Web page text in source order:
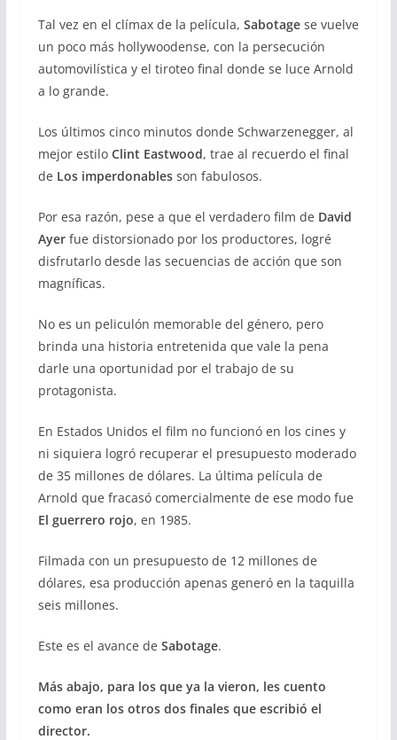
Tal vez en el clímax de la película, Sabotagese vuelve
un poco más hollywoodense, con la persecución
automovilística y el tiroteo final donde se luce Arnold
a lo grande.
Los últimos cinco minutos donde Schwarzenegger, al
mejor estilo Clint Eastwood, trae al recuerdo el final
de Los imperdonablesson fabulosos.
Por esa razón, pese a que el verdadero film de David
Ayerfue distorsionado por los productores, logré
disfrutarlo desde las secuencias de acción que son
magníficas.
No es un peliculón memorable del género, pero
brinda una historia entretenida que vale la pena
darle una oportunidad por el trabajo de su
protagonista.
En Estados Unidos el film no funcionó en los cines y
ni siquiera logró recuperar el presupuesto moderado
de 35 millones de dólares. La última película de
Arnold que fracasó comercialmente de ese modo fue
El guerrero rojo, en 1985.
Filmada con un presupuesto de 12 millones de
dólares, esa producción apenas generó en la taquilla
seis millones.
Este es el avance de Sabotage.
Más abajo, para los que ya la vieron, les cuento
como eran los otros dos finales que escribió el
director.